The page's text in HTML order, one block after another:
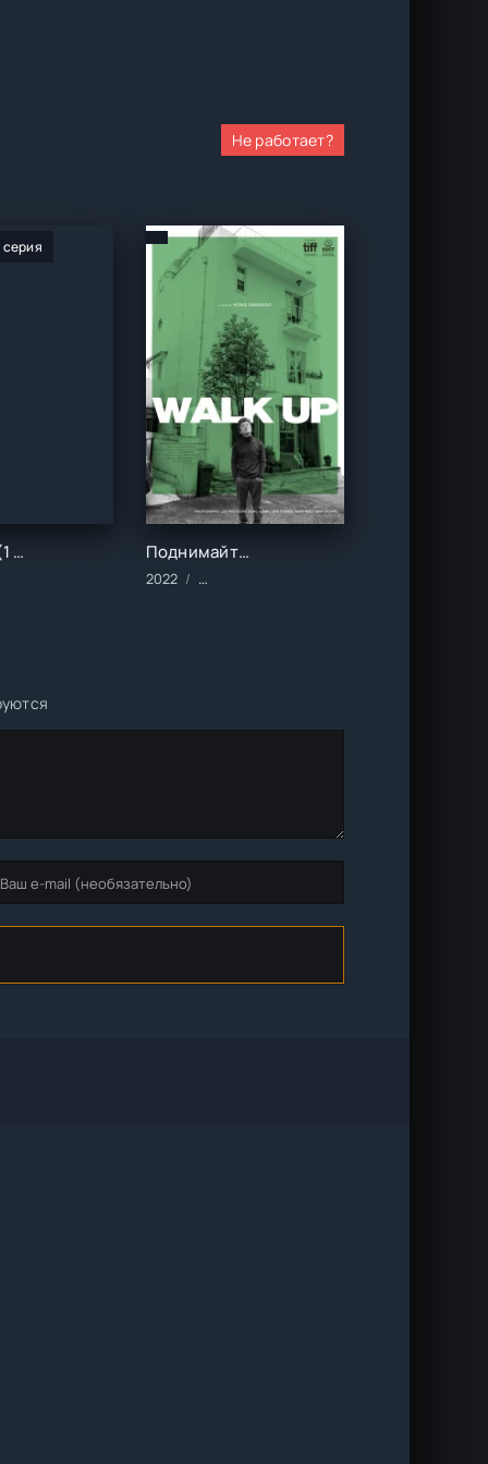
Не работает?
серия
Дом совы (1 сезон)
2024 год/Зарубежные/Драма
Поднимайтесь наверх ()
2022 Фильмы/2022 год/Зарубежные/Драма